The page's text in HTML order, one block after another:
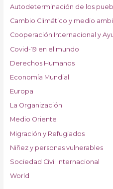
Autodeterminación de los
Cambio Climático y medio
Cooperación Internacional y
Covid-19 en el mundo
Derechos Humanos
Economía Mundial
Europa
La Organización
Medio Oriente
Migración y Refugiados
Niñez y personas vulnerables
Sociedad Civil Internacional
World